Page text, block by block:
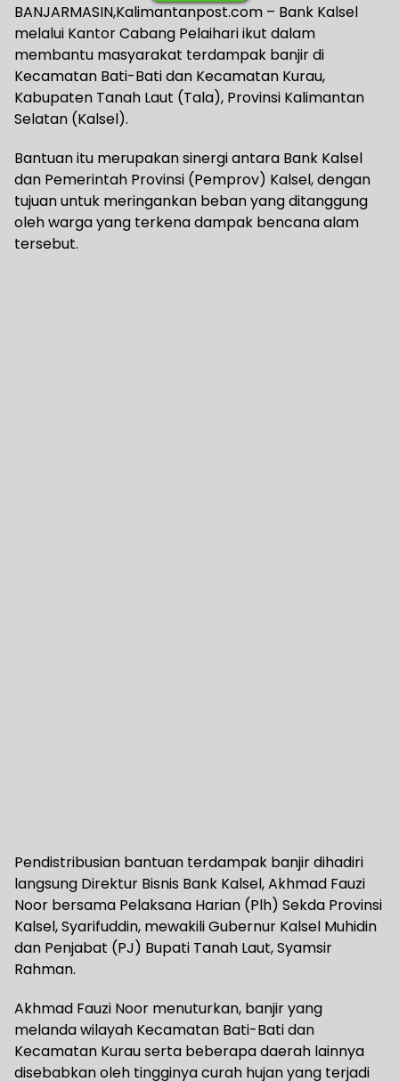
BANJARMASIN,Kalimantanpost.com – Bank Kalsel
melalui Kantor Cabang Pelaihari ikut dalam
membantu masyarakat terdampak banjir di
Kecamatan Bati-Bati dan Kecamatan Kurau,
Kabupaten Tanah Laut (Tala), Provinsi Kalimantan
Selatan (Kalsel).
Bantuan itu merupakan sinergi antara Bank Kalsel
dan Pemerintah Provinsi (Pemprov) Kalsel, dengan
tujuan untuk meringankan beban yang ditanggung
oleh warga yang terkena dampak bencana alam
tersebut.
Pendistribusian bantuan terdampak banjir dihadiri
langsung Direktur Bisnis Bank Kalsel, Akhmad Fauzi
Noor bersama Pelaksana Harian (Plh) Sekda Provinsi
Kalsel, Syarifuddin, mewakili Gubernur Kalsel Muhidin
dan Penjabat (PJ) Bupati Tanah Laut, Syamsir
Rahman.
Akhmad Fauzi Noor menuturkan, banjir yang
melanda wilayah Kecamatan Bati-Bati dan
Kecamatan Kurau serta beberapa daerah lainnya
disebabkan oleh tingginya curah hujan yang terjadi